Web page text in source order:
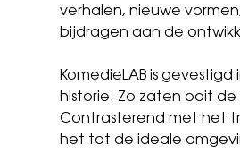
verhalen, nieuwe
bijdragen aan de
KomedieLAB is
historie. Zo zaten ooit
Contrasterend met het
het tot de ideale